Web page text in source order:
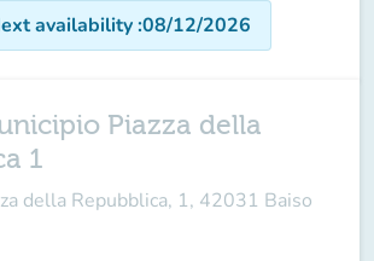
availability:08/12/2026
Piazza della
1
della Repubblica, 1, 42031 Baiso